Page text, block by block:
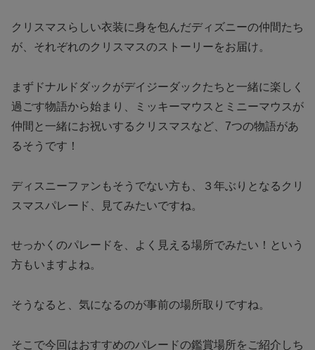
クリスマスらしい衣装に身を包んだディズニーの仲間たち
が、それぞれのクリスマスのストーリーをお届け。
まずドナルドダックがデイジーダックたちと一緒に楽しく
過ごす物語から始まり、ミッキーマウスとミニーマウスが
仲間と一緒にお祝いするクリスマスなど、7つの物語があ
るそうです！
ディスニーファンもそうでない方も、３年ぶりとなるクリ
スマスパレード、見てみたいですね。
せっかくのパレードを、よく見える場所でみたい！という
方もいますよね。
そうなると、気になるのが事前の場所取りですね。
そこで今回はおすすめのパレードの鑑賞場所をご紹介しち